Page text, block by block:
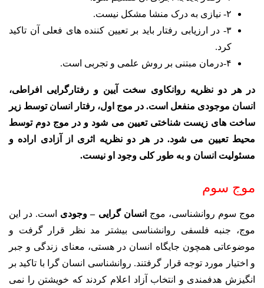
۲- نیازی به درک منشا مشکل نیست.
۳- در ارزیابی رفتار باید بر تعیین کننده های فعلی آن تاکید
کرد.
۴-درمان مبتنی بر روش علمی و تجربی است.
در هر دو نظریه روانکاوی سخت آیین و رفتارگرایی افراطی،
انسان موجودی منفعل است. در موج اول، رفتار انسان توسط زیر
ساخت های زیست شناختی تعیین می شود و در موج دوم توسط
محیط تعیین می شود. در هر دو نظریه اثری از آزادی اراده و
مسئولیت انسان و به طور کلی وجود او نیست.
موج سوم
موج سوم روانشناسی، موج انسان گرایی – وجودی است. در این
موج، جنبه فلسفی روانشناسی بیشتر مد نظر قرار گرفت و
موضوعاتی همچون جایگاه انسان در هستی، معنای زندگی و جبر
و اختیار مورد توجه قرار گرفتند. روانشناسی انسان گرا با تاکید بر
انگیزش هدفمندی و انتخاب آزاد اعلام کردند که خویشتن را نمی